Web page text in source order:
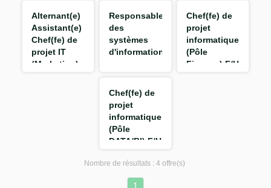
Alternant(e)
Assistant(e)
Chef(fe) de
projet IT
(Marketing)
Responsable
des
systèmes
d'informations
Opérationnelle
Exploitation
F/H
Chef(fe) de
projet
informatique
(Pôle
Finance) F/H
Chef(fe) de
projet
informatique
(Pôle
DATA/BI) F/H
Nombre de résultats : 4 offre(s)
1